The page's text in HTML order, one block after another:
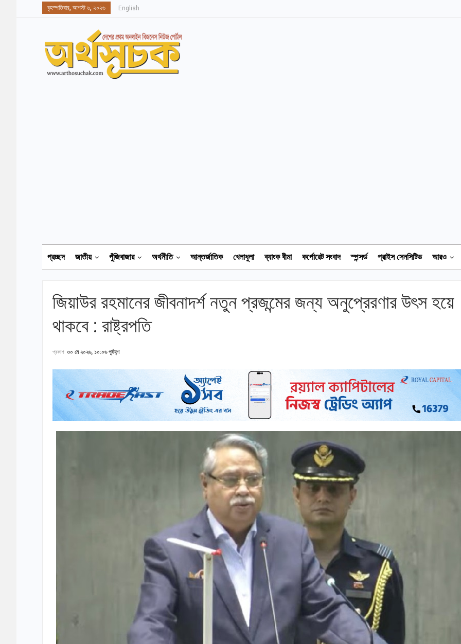
বৃহস্পতিবার, আগস্ট ৬, ২০২৬ English
প্রচ্ছদ জাতীয় পুঁজিবাজার অর্থনীতি আন্তর্জাতিক খেলাধুলা ব্যাংক বীমা কর্পোরেট সংবাদ স্পন্সর্ড প্রাইস সেনসিটিভ আরও
জিয়াউর রহমানের জীবনাদর্শ নতুন প্রজন্মের জন্য অনুপ্রেরণার উৎস হয়ে
থাকবে : রাষ্ট্রপতি
প্রকাশ ৩০ মে ২০২৬, ১০:০৬ পূর্বাহ্ণ